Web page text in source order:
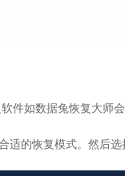
件如数据兔恢复大师会
适的恢复模式。然后